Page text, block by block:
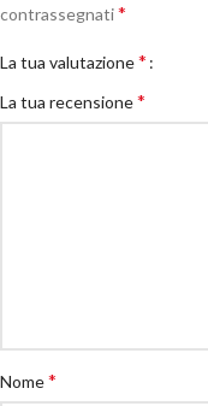
contrassegnati*
La tua valutazione*
La tua recensione*
Nome*